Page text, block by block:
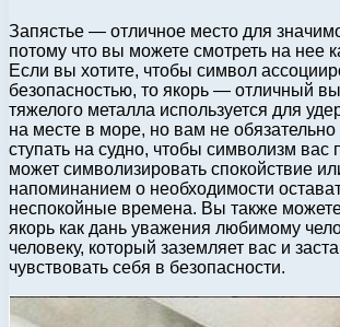
Запястье — отличное место для
потому что вы можете смотреть на нее
Если вы хотите, чтобы символ
безопасностью, то якорь — отличный
тяжелого металла используется для
на месте в море, но вам не обязательно
ступать на судно, чтобы символизм вас
может символизировать спокойствие
напоминанием о необходимости
неспокойные времена. Вы также
якорь как дань уважения любимому
человеку, который заземляет вас и
чувствовать себя в безопасности.